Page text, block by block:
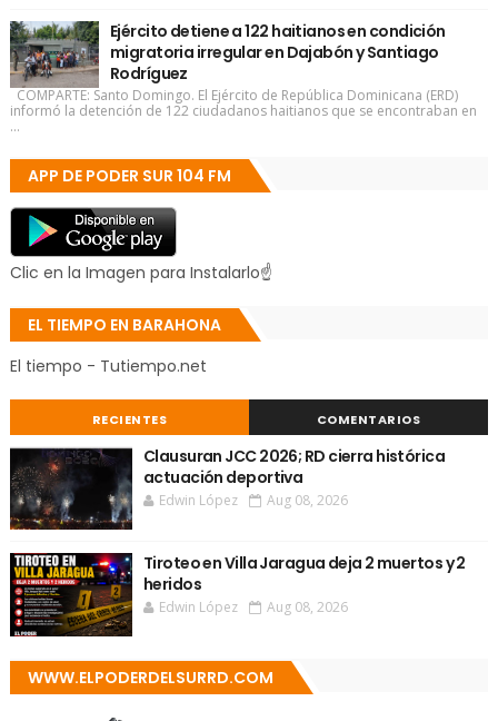
Ejército detiene a 122 haitianos en condición
migratoria irregular en Dajabón y Santiago
Rodríguez
COMPARTE: Santo Domingo. El Ejército de República Dominicana (ERD)
informó la detención de 122 ciudadanos haitianos que se encontraban en
...
APP DE PODER SUR 104 FM
Clic en la Imagen para Instalarlo☝
EL TIEMPO EN BARAHONA
El tiempo - Tutiempo.net
RECIENTES COMENTARIOS
Clausuran JCC 2026; RD cierra histórica
actuación deportiva
Edwin López Aug 08, 2026
Tiroteo en Villa Jaragua deja 2 muertos y 2
heridos
Edwin López Aug 08, 2026
WWW.ELPODERDELSURRD.COM